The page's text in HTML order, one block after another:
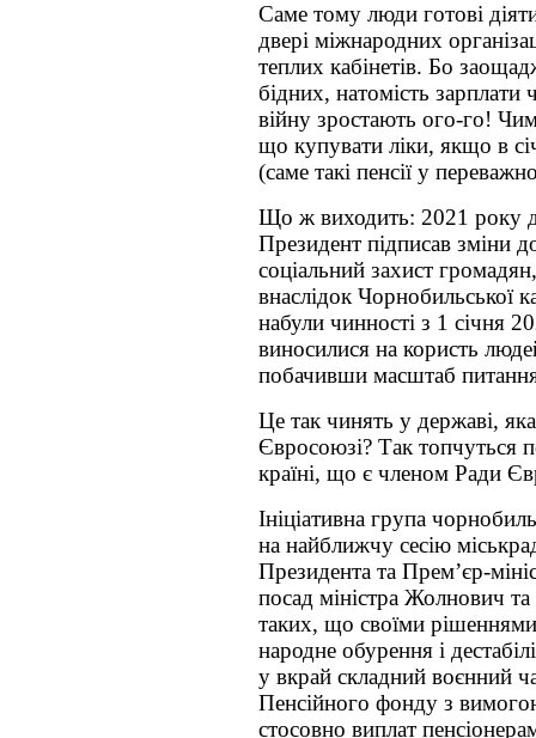
Саме тому люди готові
двері міжнародних
теплих кабінетів. Бо
бідних, натомість зарплати
війну зростають ого-го!
що купувати ліки, якщо в
(саме такі пенсії у
Що ж виходить: 2021 року
Президент підписав зміни
соціальний захист
внаслідок
набули чинності з 1 січня
виносилися на користь
побачивши масштаб
Це так чинять у державі,
Євросоюзі? Так топчуться
країні, що є членом Ради
Ініціативна група
на найближчу сесію
Президента та Прем’єр-
посад міністра Жолнович
таких, що своїми
народне обурення і
у вкрай складний воєнний
Пенсійного фонду з
стосовно виплат